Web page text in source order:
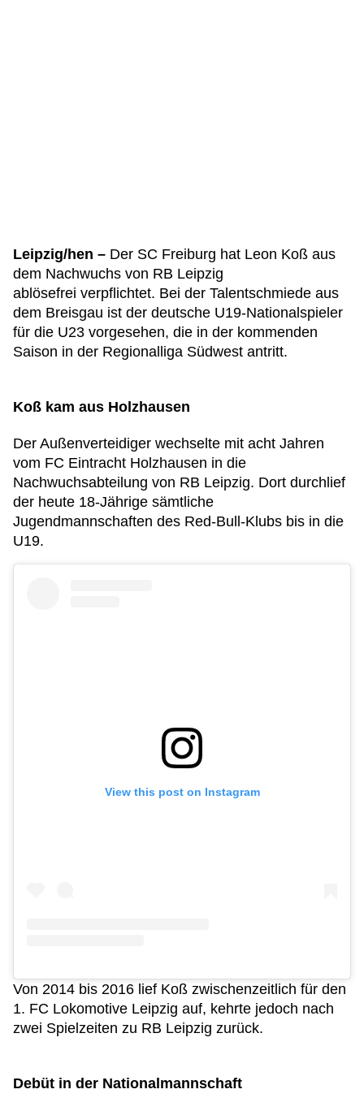
Leipzig/hen – Der SC Freiburg hat Leon Koß aus
dem Nachwuchs von RB Leipzig
ablösefrei verpflichtet. Bei der Talentschmiede aus
dem Breisgau ist der deutsche U19-Nationalspieler
für die U23 vorgesehen, die in der kommenden
Saison in der Regionalliga Südwest antritt.
Koß kam aus Holzhausen
Der Außenverteidiger wechselte mit acht Jahren
vom FC Eintracht Holzhausen in die
Nachwuchsabteilung von RB Leipzig. Dort durchlief
der heute 18-Jährige sämtliche
Jugendmannschaften des Red-Bull-Klubs bis in die
U19.
View this post on Instagram
Von 2014 bis 2016 lief Koß zwischenzeitlich für den
1. FC Lokomotive Leipzig auf, kehrte jedoch nach
zwei Spielzeiten zu RB Leipzig zurück.
Debüt in der Nationalmannschaft